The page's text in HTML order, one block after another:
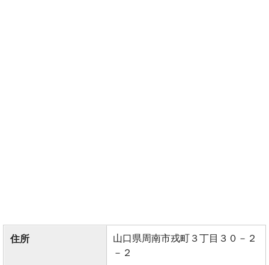
住所
山口県周南市戎町３丁目３０－２
－２